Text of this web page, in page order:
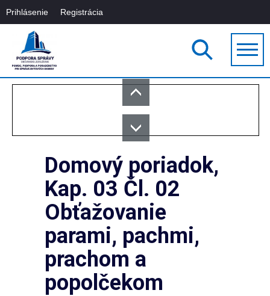
Prihlásenie Registrácia
Domový poriadok,
Kap. 03 Čl. 02
Obťažovanie
parami, pachmi,
prachom a
popolčekom